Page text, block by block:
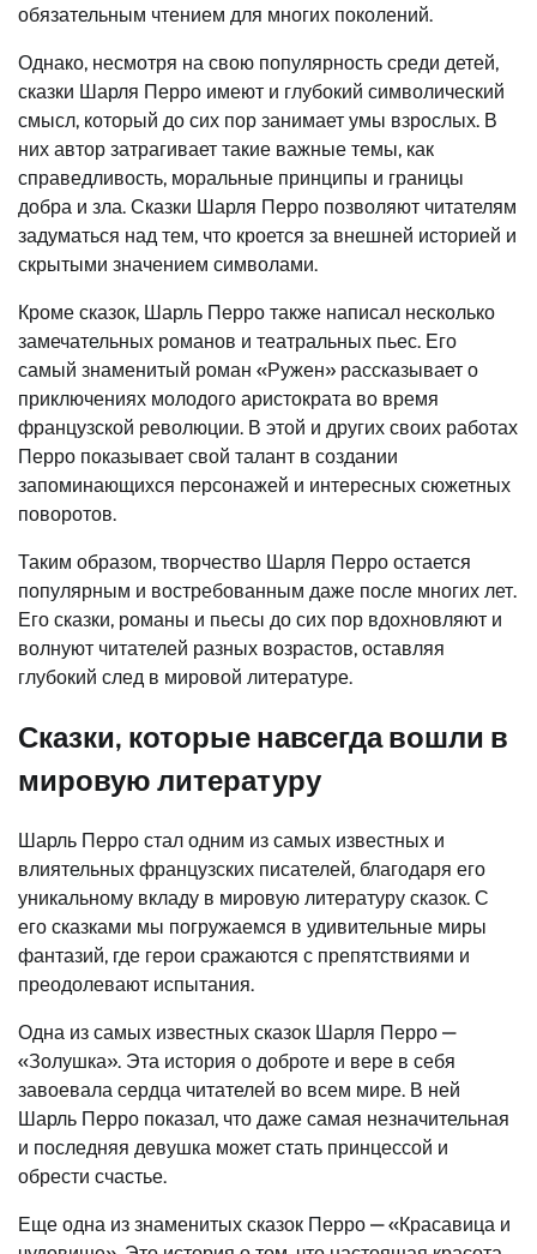
обязательным чтением для многих поколений.
Однако, несмотря на свою популярность среди детей,
сказки Шарля Перро имеют и глубокий символический
смысл, который до сих пор занимает умы взрослых. В
них автор затрагивает такие важные темы, как
справедливость, моральные принципы и границы
добра и зла. Сказки Шарля Перро позволяют читателям
задуматься над тем, что кроется за внешней историей и
скрытыми значением символами.
Кроме сказок, Шарль Перро также написал несколько
замечательных романов и театральных пьес. Его
самый знаменитый роман «Ружен» рассказывает о
приключениях молодого аристократа во время
французской революции. В этой и других своих работах
Перро показывает свой талант в создании
запоминающихся персонажей и интересных сюжетных
поворотов.
Таким образом, творчество Шарля Перро остается
популярным и востребованным даже после многих лет.
Его сказки, романы и пьесы до сих пор вдохновляют и
волнуют читателей разных возрастов, оставляя
глубокий след в мировой литературе.
Сказки, которые навсегда вошли в
мировую литературу
Шарль Перро стал одним из самых известных и
влиятельных французских писателей, благодаря его
уникальному вкладу в мировую литературу сказок. С
его сказками мы погружаемся в удивительные миры
фантазий, где герои сражаются с препятствиями и
преодолевают испытания.
Одна из самых известных сказок Шарля Перро —
«Золушка». Эта история о доброте и вере в себя
завоевала сердца читателей во всем мире. В ней
Шарль Перро показал, что даже самая незначительная
и последняя девушка может стать принцессой и
обрести счастье.
Еще одна из знаменитых сказок Перро — «Красавица и